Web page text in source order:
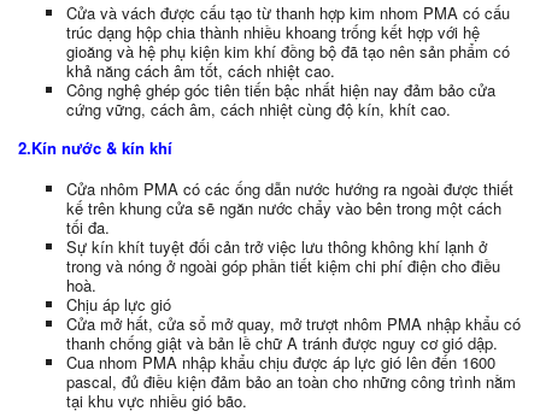
Cửa và vách được cấu tạo từ thanh hợp kim nhom PMA có cấu
trúc dạng hộp chia thành nhiều khoang trống kết hợp với hệ
gioăng và hệ phụ kiện kim khí đồng bộ đã tạo nên sản phẩm có
khả năng cách âm tốt, cách nhiệt cao.
Công nghệ ghép góc tiên tiến bậc nhất hiện nay đảm bảo cửa
cứng vững, cách âm, cách nhiệt cùng độ kín, khít cao.
2.Kín nước & kín khí
Cửa nhôm PMA có các ống dẫn nước hướng ra ngoài được thiết
kế trên khung cửa sẽ ngăn nước chẩy vào bên trong một cách
tối đa.
Sự kín khít tuyệt đối cản trở việc lưu thông không khí lạnh ở
trong và nóng ở ngoài góp phần tiết kiệm chi phí điện cho điều
hoà.
Chịu áp lực gió
Cửa mở hất, cửa sổ mở quay, mở trượt nhôm PMA nhập khẩu có
thanh chống giật và bản lề chữ A tránh được nguy cơ gió dập.
Cua nhom PMA nhập khẩu chịu được áp lực gió lên đến 1600
pascal, đủ điều kiện đảm bảo an toàn cho những công trình nằm
tại khu vực nhiều gió bão.